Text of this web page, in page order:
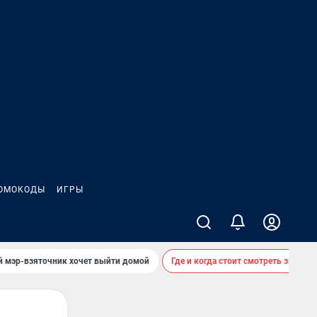
ИГРЫ
мэр-взяточник хочет выйти домой Где и когда стоит смотреть